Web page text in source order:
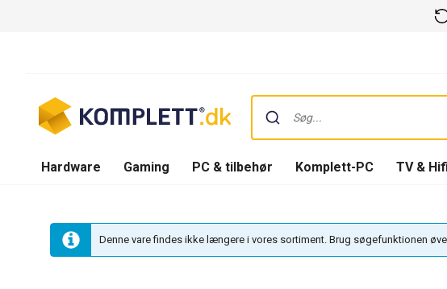
Hardware Gaming PC & tilbehør Komplett-PC TV &
Denne vare findes ikke længere i vores sortiment. Brug søgefunktionen